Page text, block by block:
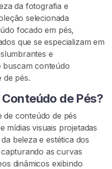
da fotografia e
selecionada
focado em pés,
que se especializam em
e
buscam conteúdo
de pés.
de Pés?
de conteúdo de pés
mídias visuais projetadas
beleza e estética dos
as curvas
dinâmicos exibindo